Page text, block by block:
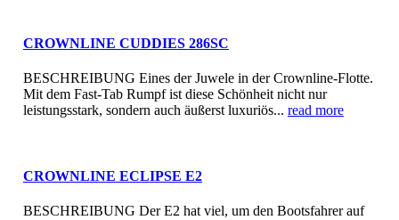
CROWNLINE CUDDIES 286SC
BESCHREIBUNG Eines der Juwele in der Crownline-Flotte.
Mit dem Fast-Tab Rumpf ist diese Schönheit nicht nur
leistungsstark, sondern auch äußerst luxuriös... read more
CROWNLINE ECLIPSE E2
BESCHREIBUNG Der E2 hat viel, um den Bootsfahrer auf